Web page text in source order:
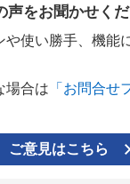
声をお聞かせく
や使い勝手、機能
場合は 「お問合せ
ご意見はこちら